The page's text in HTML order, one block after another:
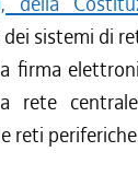
sistemi di
firma
rete
reti